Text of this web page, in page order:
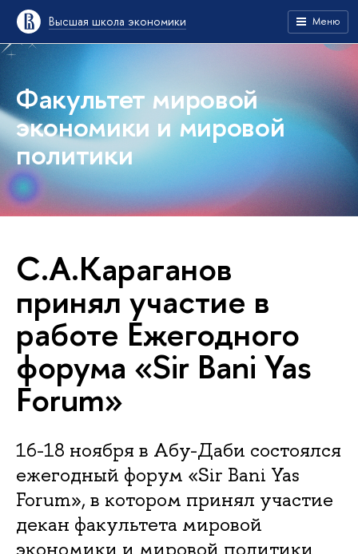
Высшая школа экономики Меню
Факультет мировой
экономики и мировой
политики
С.А.Караганов
принял участие в
работе Ежегодного
форума «Sir Bani Yas
Forum»
16-18 ноября в Абу-Даби состоялся
ежегодный форум «Sir Bani Yas
Forum», в котором принял участие
декан факультета мировой
экономики и мировой политики